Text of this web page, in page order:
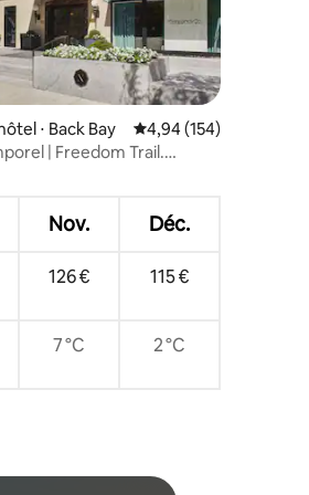
la base de 19 commentaires : 5 sur 5
⋅ Back Bay Évaluation moyenne
4,94 (154)
| Freedom Trail.
Nov. Déc.
126 € 115 €
7 °C 2 °C